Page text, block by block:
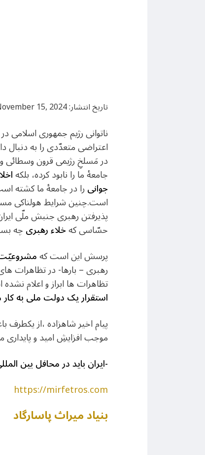
تاریخ انتشار: November 15, 2024
ناتوانی رژیم جمهوری اسلامی
اعتراضی متعدّدی را به
در مَسلخِ رژیمی قرون وسطائی
جامعۀ ما را نابود كرده، بلكه
جوانیرا در جامعۀ ما كشته
است.چنین شرایط هولناکی
پذیرفتن رهبری جنبش ملّی
حسّاسی کهخلاء رهبریچه
پرسش این است که
رهبری – بارها- در تظاهرات
تظاهرات ها ابراز و اعلام
استقرار یک دولت ملی به
پیام اخیر شاهزاده ،از
موجب افزایشِ امید و پایداری
-ایران باید در محافل بین
https://mirfetros.com
بنیاد میراث پاسارگاد